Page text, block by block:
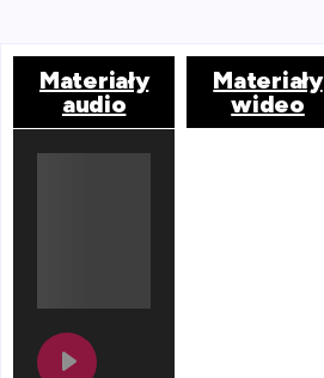
Materiały
audio
Materiały
wideo